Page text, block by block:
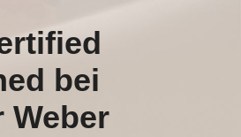
bei
Weber